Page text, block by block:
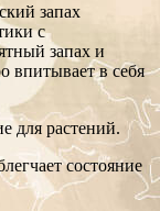
запах
с
запах и
впитывает в себя
для растений.
состояние